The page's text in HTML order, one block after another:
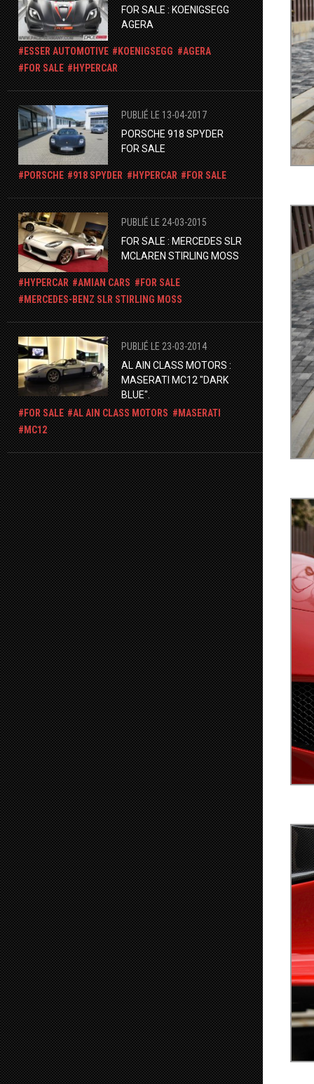
FOR SALE : KOENIGSEGG
AGERA
ESSER AUTOMOTIVE KOENIGSEGG
AGERA
FOR SALE
HYPERCAR
PUBLIÉ LE 13-04-2017
PORSCHE 918 SPYDER
FOR SALE
PORSCHE 918 SPYDER HYPERCAR FOR SALE
PUBLIÉ LE 24-03-2015
FOR SALE : MERCEDES SLR
MCLAREN STIRLING MOSS
HYPERCAR AMIAN CARS
FOR SALE
​MERCEDES-BENZ SLR STIRLING MOSS
PUBLIÉ LE 23-03-2014
AL AIN CLASS MOTORS :
MASERATI MC12 "DARK
BLUE".
FOR SALE
AL AIN CLASS MOTORS
MASERATI
MC12